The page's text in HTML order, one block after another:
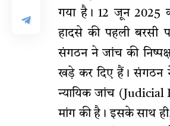
गया है। 12 जून 2025
हादसे की पहली बरसी
संगठन ने जांच की
खड़े कर दिए हैं। संगठन
न्यायिक जांच
मांग की है। इसके साथ